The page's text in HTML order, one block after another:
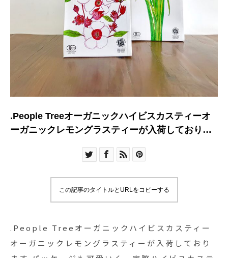
.People Treeオーガニックハイビスカスティーオ
ーガニックレモングラスティーが入荷しておりま
ーを淹れてみると…！綺麗な赤みがかったピンク
と酸味がまろやかになりとても飲みやすかったで
#haus#peopletree#ギフト#島根カフェ #松江カフ
ェ#松江 #島根 #山陰
この記事のタイトルとURLをコピーする
.People Treeオーガニックハイビスカスティー
オーガニックレモングラスティーが入荷しており